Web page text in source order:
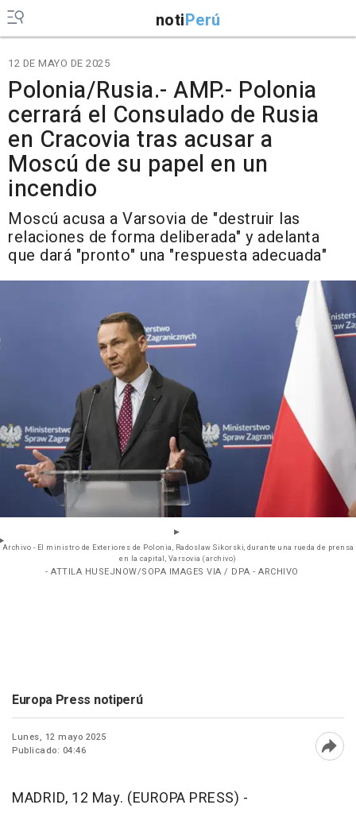
notiPerú
12 DE MAYO DE 2025
Polonia/Rusia.- AMP.- Polonia
cerrará el Consulado de Rusia
en Cracovia tras acusar a
Moscú de su papel en un
incendio
Moscú acusa a Varsovia de "destruir las
relaciones de forma deliberada" y adelanta
que dará "pronto" una "respuesta adecuada"
Archivo - El ministro de Exteriores de Polonia, Radoslaw Sikorski, durante una rueda de prensa
en la capital, Varsovia (archivo)
- ATTILA HUSEJNOW/SOPA IMAGES VIA / DPA - ARCHIVO
Europa Press notiperú
Lunes, 12 mayo 2025
Publicado: 04:46
MADRID, 12 May. (EUROPA PRESS) -